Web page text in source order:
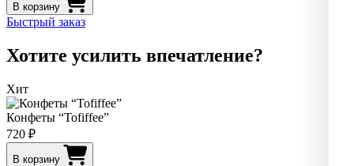
В корзину
Быстрый заказ
Хотите усилить впечатление?
Хит
Конфеты “Tofiffee”
720 ₽
В корзину